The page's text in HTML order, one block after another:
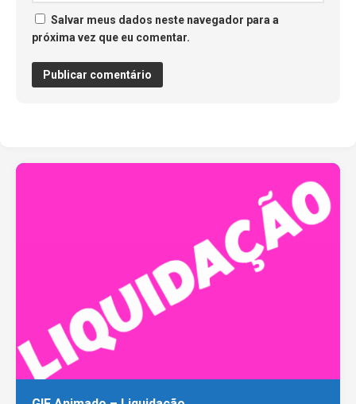
Salvar meus dados neste navegador para a
próxima vez que eu comentar.